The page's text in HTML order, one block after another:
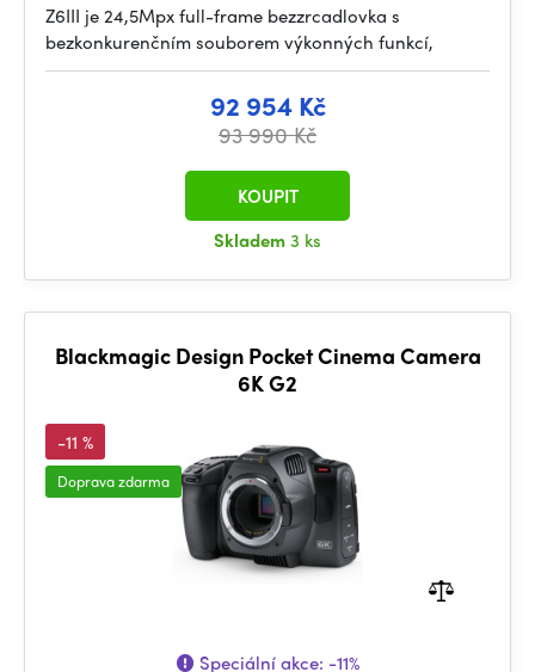
Z6III je 24,5Mpx full-frame bezzrcadlovka s
bezkonkurenčním souborem výkonných funkcí,
92 954 Kč
93 990 Kč
Skladem3 ks
KOUPIT
Blackmagic Design Pocket Cinema Camera
6K G2
-11 %
Doprava zdarma
Speciální akce: -11%